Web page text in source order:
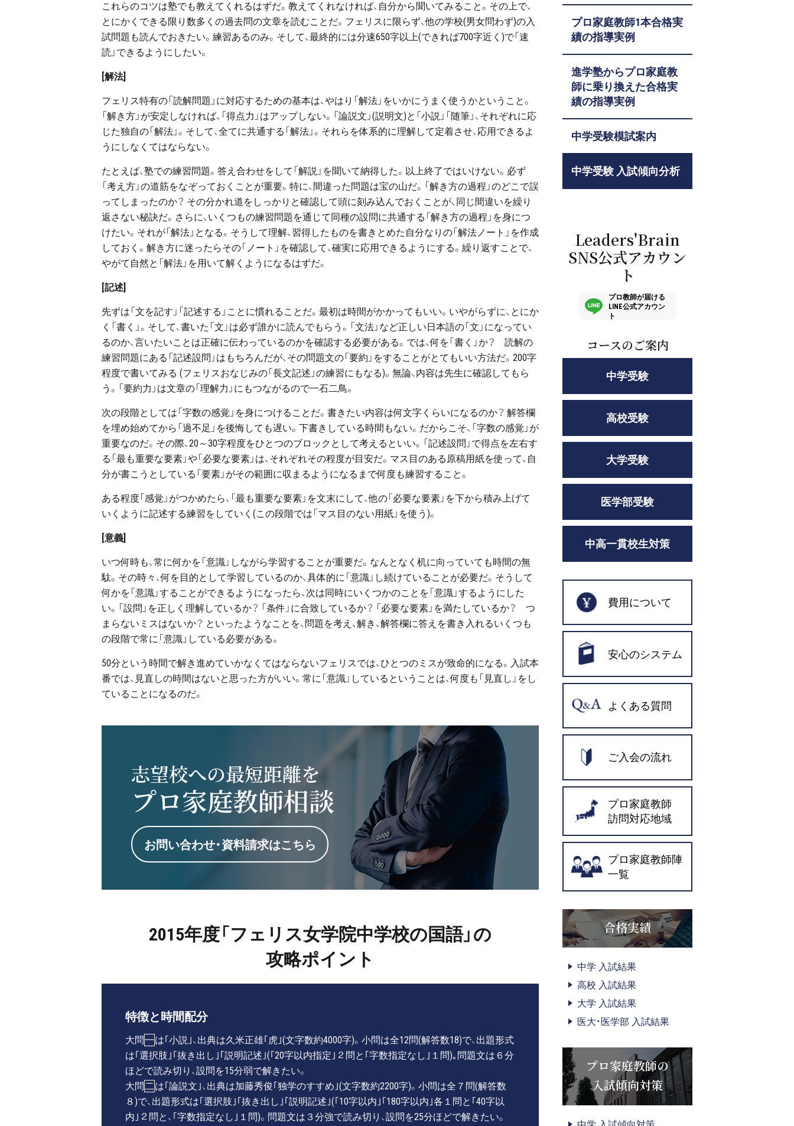
これらのコツは塾でも教えてくれるはずだ。教えてくれなければ、自分から聞いてみること。その上で、
とにかくできる限り数多くの過去問の文章を読むことだ。フェリスに限らず、他の学校(男女問わず)の入
試問題も読んでおきたい。練習あるのみ。そして、最終的には分速650字以上(できれば700字近く)で「速
読」できるようにしたい。
[解法]
フェリス特有の「読解問題」に対応するための基本は、やはり「解法」をいかにうまく使うかということ。
「解き方」が安定しなければ、「得点力」はアップしない。「論説文」(説明文)と「小説」「随筆」、それぞれに応
じた独自の「解法」。そして、全てに共通する「解法」。それらを体系的に理解して定着させ、応用できるよ
うにしなくてはならない。
たとえば、塾での練習問題。答え合わせをして「解説」を聞いて納得した。以上終了ではいけない。必ず
「考え方」の道筋をなぞっておくことが重要。特に、間違った問題は宝の山だ。「解き方の過程」のどこで誤
ってしまったのか？ その分かれ道をしっかりと確認して頭に刻み込んでおくことが、同じ間違いを繰り
返さない秘訣だ。さらに、いくつもの練習問題を通じて同種の設問に共通する「解き方の過程」を身につ
けたい。それが「解法」となる。そうして理解、習得したものを書きとめた自分なりの「解法ノート」を作成
しておく。解き方に迷ったらその「ノート」を確認して、確実に応用できるようにする。繰り返すことで、
やがて自然と「解法」を用いて解くようになるはずだ。
[記述]
先ずは「文を記す」「記述する」ことに慣れることだ。最初は時間がかかってもいい。いやがらずに、とにか
く「書く」。そして、書いた「文」は必ず誰かに読んでもらう。「文法」など正しい日本語の「文」になってい
るのか、言いたいことは正確に伝わっているのかを確認する必要がある。では、何を「書く」か？ 読解の
練習問題にある「記述設問」はもちろんだが、その問題文の「要約」をすることがとてもいい方法だ。200字
程度で書いてみる (フェリスおなじみの「長文記述」の練習にもなる)。無論、内容は先生に確認してもら
う。「要約力」は文章の「理解力」にもつながるので一石二鳥。
次の段階としては「字数の感覚」を身につけることだ。書きたい内容は何文字くらいになるのか？ 解答欄
を埋め始めてから「過不足」を後悔しても遅い。下書きしている時間もない。だからこそ、「字数の感覚」が
重要なのだ。その際、20～30字程度をひとつのブロックとして考えるといい。「記述設問」で得点を左右す
る「最も重要な要素」や「必要な要素」は、それぞれその程度が目安だ。マス目のある原稿用紙を使って、自
分が書こうとしている「要素」がその範囲に収まるようになるまで何度も練習すること。
ある程度「感覚」がつかめたら、「最も重要な要素」を文末にして、他の「必要な要素」を下から積み上げて
いくように記述する練習をしていく(この段階では「マス目のない用紙」を使う)。
[意義]
いつ何時も、常に何かを「意識」しながら学習することが重要だ。なんとなく机に向っていても時間の無
駄。その時々、何を目的として学習しているのか、具体的に「意識」し続けていることが必要だ。そうして
何かを「意識」することができるようになったら、次は同時にいくつかのことを「意識」するようにした
い。「設問」を正しく理解しているか？ 「条件」に合致しているか？ 「必要な要素」を満たしているか？ つ
まらないミスはないか？ といったようなことを、問題を考え、解き、解答欄に答えを書き入れるいくつも
の段階で常に「意識」している必要がある。
50分という時間で解き進めていかなくてはならないフェリスでは、ひとつのミスが致命的になる。入試本
番では、見直しの時間はないと思った方がいい。常に「意識」しているということは、何度も「見直し」をし
ていることになるのだ。
志望校への最短距離を
プロ家庭教師相談
お問い合わせ・資料請求はこちら
2015年度「フェリス女学院中学校の国語」の
攻略ポイント
特徴と時間配分
大問一は｢小説｣、出典は久米正雄｢虎｣(文字数約4000字)。小問は全12問(解答数18)で、出題形式
は｢選択肢｣｢抜き出し｣｢説明記述｣(｢20字以内指定｣２問と｢字数指定なし｣１問)｡問題文は６分
ほどで読み切り、設問を15分弱で解きたい。
大問二は｢論説文｣、出典は加藤秀俊｢独学のすすめ｣(文字数約2200字)。小問は全７問(解答数
８)で、出題形式は｢選択肢｣｢抜き出し｣｢説明記述｣(｢10字以内｣｢180字以内｣各１問と｢40字以
内｣２問と、｢字数指定なし｣１問)。問題文は３分強で読み切り、設問を25分ほどで解きたい。
プロ家庭教師1本合格実
績の指導実例
進学塾からプロ家庭教
師に乗り換えた合格実
績の指導実例
中学受験模試案内
中学受験 入試傾向分析
Leaders'Brain
SNS公式アカウン
ト
プロ教師が届ける
LINE公式アカウン
ト
コースのご案内
中学受験
高校受験
大学受験
医学部受験
中高一貫校生対策
費用について
安心のシステム
よくある質問
ご入会の流れ
プロ家庭教師
訪問対応地域
プロ家庭教師陣
一覧
合格実績
中学 入試結果
高校 入試結果
大学 入試結果
医大・医学部 入試結果
プロ家庭教師の
入試傾向対策